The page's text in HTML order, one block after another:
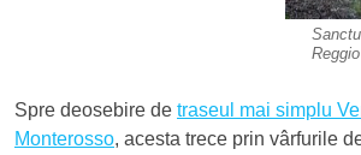
Spre deosebire de traseul mai simplu
Monterosso, acesta trece prin vârfurile